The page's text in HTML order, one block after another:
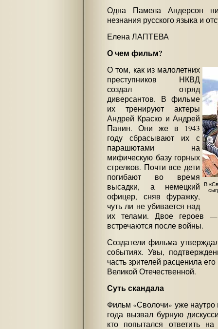
Одна Памела Андерсон
незнания русского языка и
Елена ЛАПТЕВА
О чем фильм?
В
О том, как из малолетних
преступников НКВД
создал отряд
диверсантов. В фильме
их тренируют актеры
Андрей Краско и Андрей
Панин. Они же в 1943
году сбрасывают их с
парашютами на
мифическую базу горных
стрелков. Почти все дети
погибают во время
высадки, а немецкий
офицер, сняв фуражку,
чуть ли не убивается над
их телами. Двое
встречаются после войны.
Создатели фильма
событиях. Увы,
часть зрителей расценила
Великой Отечественной.
Суть скандала
Фильм «Сволочи» уже
года вызвал бурную
кто попытался ответить